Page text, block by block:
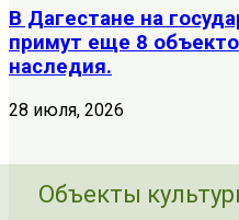
В Дагестане на
примут еще 8
наследия.
28 июля, 2026
Объекты